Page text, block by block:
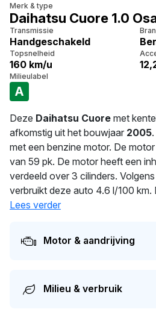
Merk & type
Daihatsu Cuore 1.0
Transmissie
Handgeschakeld
Topsnelheid
160 km/u
Milieulabel
A
Deze Daihatsu Cuore met
afkomstig uit het bouwjaar 2005
met een benzine motor. De
van 59 pk. De motor heeft een
verdeeld over 3 cilinders.
verbruikt deze auto 4.6 l/100
kg. Dit voertuig is al
sinds de registratie 2 keer van
geschatte actuele dagwaarde
Lees verder
Motor & aandrijving
Milieu & verbruik